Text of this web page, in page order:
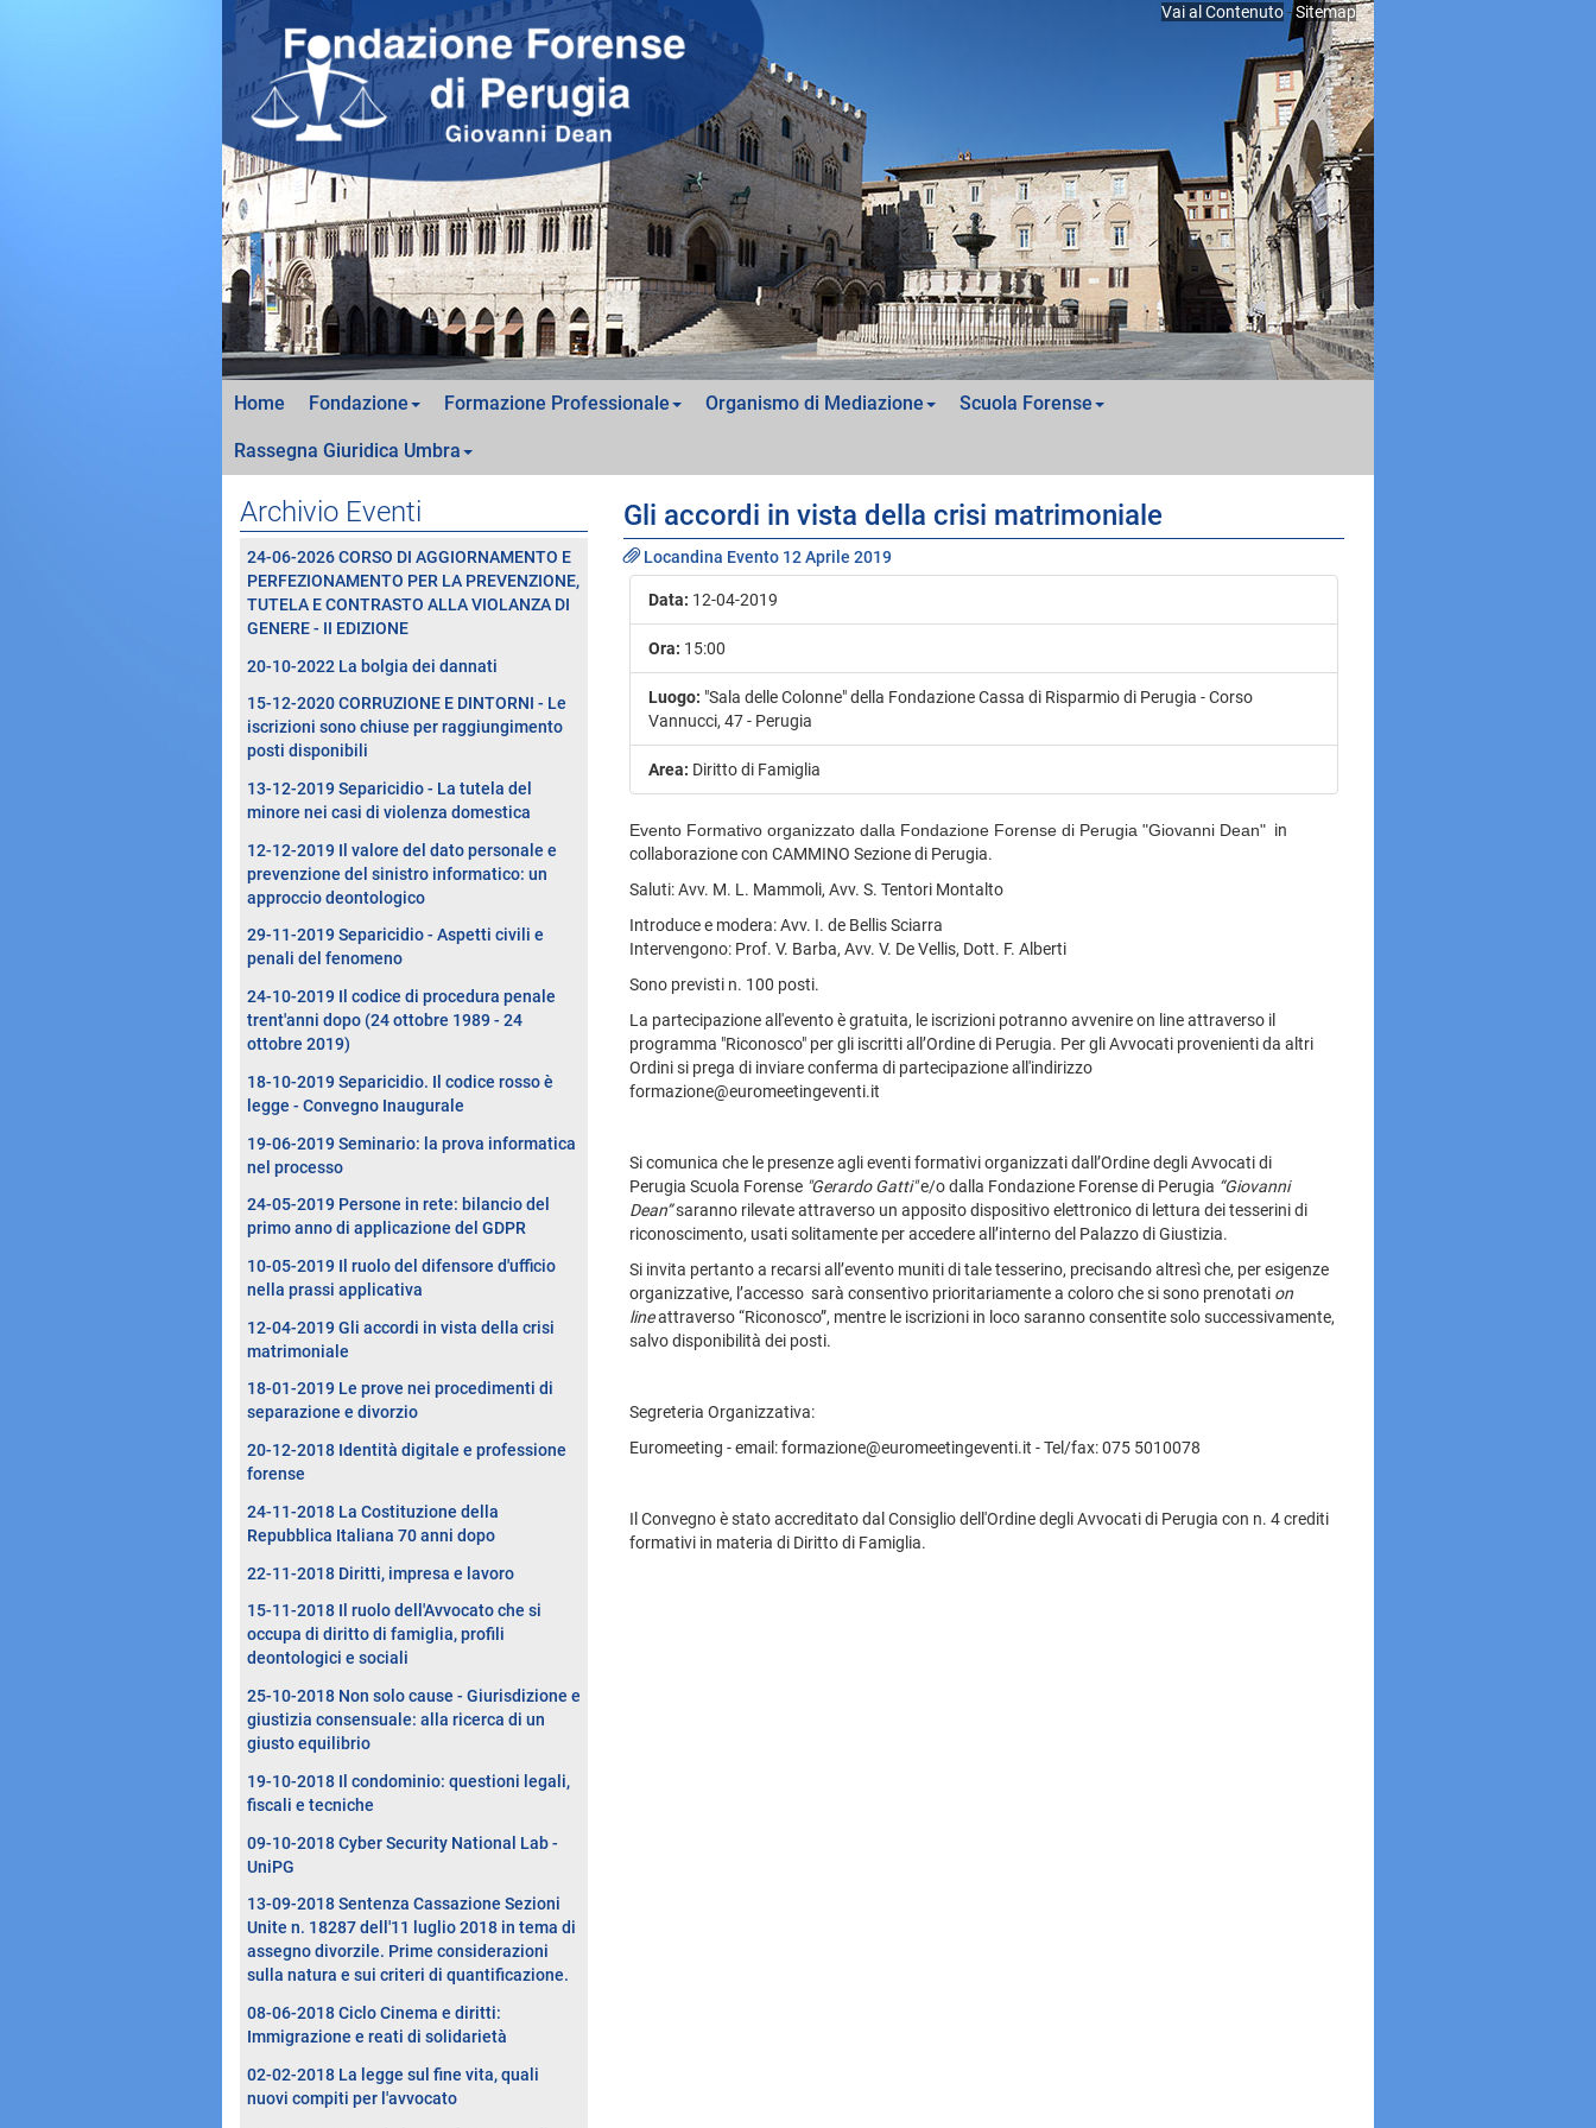
Vai al Contenuto-Sitemap
Home Fondazione Formazione Professionale Organismo di Mediazione Scuola Forense
Rassegna Giuridica Umbra
Archivio Eventi
24-06-2026 CORSO DI AGGIORNAMENTO E
PERFEZIONAMENTO PER LA PREVENZIONE,
TUTELA E CONTRASTO ALLA VIOLANZA DI
GENERE - II EDIZIONE
20-10-2022 La bolgia dei dannati
15-12-2020 CORRUZIONE E DINTORNI - Le
iscrizioni sono chiuse per raggiungimento
posti disponibili
13-12-2019 Separicidio - La tutela del
minore nei casi di violenza domestica
12-12-2019 Il valore del dato personale e
prevenzione del sinistro informatico: un
approccio deontologico
29-11-2019 Separicidio - Aspetti civili e
penali del fenomeno
24-10-2019 Il codice di procedura penale
trent'anni dopo (24 ottobre 1989 - 24
ottobre 2019)
18-10-2019 Separicidio. Il codice rosso è
legge - Convegno Inaugurale
19-06-2019 Seminario: la prova informatica
nel processo
24-05-2019 Persone in rete: bilancio del
primo anno di applicazione del GDPR
10-05-2019 Il ruolo del difensore d'ufficio
nella prassi applicativa
12-04-2019 Gli accordi in vista della crisi
matrimoniale
18-01-2019 Le prove nei procedimenti di
separazione e divorzio
20-12-2018 Identità digitale e professione
forense
24-11-2018 La Costituzione della
Repubblica Italiana 70 anni dopo
22-11-2018 Diritti, impresa e lavoro
15-11-2018 Il ruolo dell'Avvocato che si
occupa di diritto di famiglia, profili
deontologici e sociali
25-10-2018 Non solo cause - Giurisdizione e
giustizia consensuale: alla ricerca di un
giusto equilibrio
19-10-2018 Il condominio: questioni legali,
fiscali e tecniche
09-10-2018 Cyber Security National Lab -
UniPG
13-09-2018 Sentenza Cassazione Sezioni
Unite n. 18287 dell'11 luglio 2018 in tema di
assegno divorzile. Prime considerazioni
sulla natura e sui criteri di quantificazione.
08-06-2018 Ciclo Cinema e diritti:
Immigrazione e reati di solidarietà
02-02-2018 La legge sul fine vita, quali
nuovi compiti per l'avvocato
Gli accordi in vista della crisi matrimoniale
Locandina Evento 12 Aprile 2019
Data: 12-04-2019
Ora: 15:00
Luogo: "Sala delle Colonne" della Fondazione Cassa di Risparmio di Perugia - Corso
Vannucci, 47 - Perugia
Area: Diritto di Famiglia
Evento Formativo organizzato dalla Fondazione Forense di Perugia "Giovanni Dean" in
collaborazione con CAMMINO Sezione di Perugia.
Saluti: Avv. M. L. Mammoli, Avv. S. Tentori Montalto
Introduce e modera: Avv. I. de Bellis Sciarra
Intervengono: Prof. V. Barba, Avv. V. De Vellis, Dott. F. Alberti
Sono previsti n. 100 posti.
La partecipazione all'evento è gratuita, le iscrizioni potranno avvenire on line attraverso il
programma "Riconosco" per gli iscritti all’Ordine di Perugia. Per gli Avvocati provenienti da altri
Ordini si prega di inviare conferma di partecipazione all'indirizzo
formazione@euromeetingeventi.it
Si comunica che le presenze agli eventi formativi organizzati dall’Ordine degli Avvocati di
Perugia Scuola Forense "Gerardo Gatti"e/o dalla Fondazione Forense di Perugia “Giovanni
Dean”saranno rilevate attraverso un apposito dispositivo elettronico di lettura dei tesserini di
riconoscimento, usati solitamente per accedere all’interno del Palazzo di Giustizia.
Si invita pertanto a recarsi all’evento muniti di tale tesserino, precisando altresì che, per esigenze
organizzative, l’accesso sarà consentivo prioritariamente a coloro che si sono prenotati on
lineattraverso “Riconosco”, mentre le iscrizioni in loco saranno consentite solo successivamente,
salvo disponibilità dei posti.
Segreteria Organizzativa:
Euromeeting - email: formazione@euromeetingeventi.it - Tel/fax: 075 5010078
Il Convegno è stato accreditato dal Consiglio dell'Ordine degli Avvocati di Perugia con n. 4 crediti
formativi in materia di Diritto di Famiglia.